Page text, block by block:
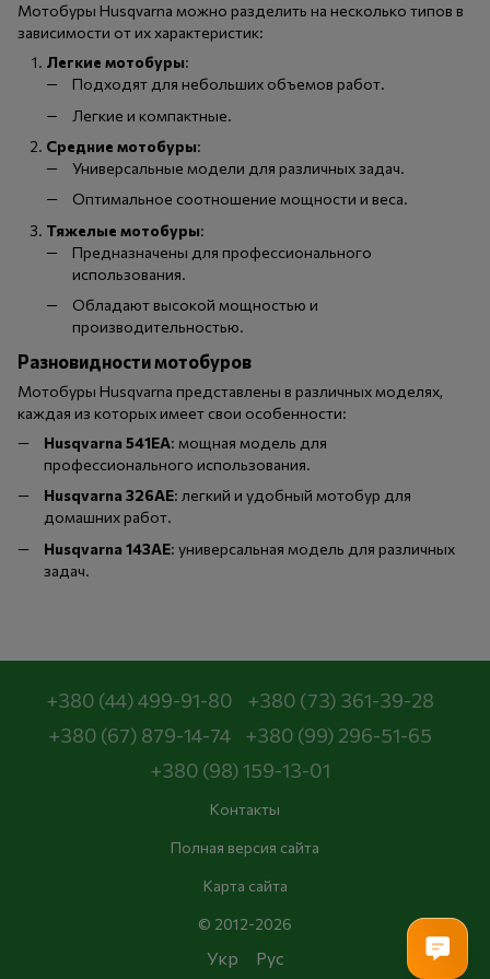
Мотобуры Husqvarna можно разделить на несколько типов в
зависимости от их характеристик:
Легкие мотобуры:
Подходят для небольших объемов работ.
Легкие и компактные.
Средние мотобуры:
Универсальные модели для различных задач.
Оптимальное соотношение мощности и веса.
Тяжелые мотобуры:
Предназначены для профессионального
использования.
Обладают высокой мощностью и
производительностью.
Разновидности мотобуров
Мотобуры Husqvarna представлены в различных моделях,
каждая из которых имеет свои особенности:
Husqvarna 541EA: мощная модель для
профессионального использования.
Husqvarna 326AE: легкий и удобный мотобур для
домашних работ.
Husqvarna 143AE: универсальная модель для различных
задач.
+380 (44) 499-91-80
+380 (73) 361-39-28
+380 (67) 879-14-74
+380 (99) 296-51-65
+380 (98) 159-13-01
Контакты
Полная версия сайта
Карта сайта
© 2012-2026
Укр Рус